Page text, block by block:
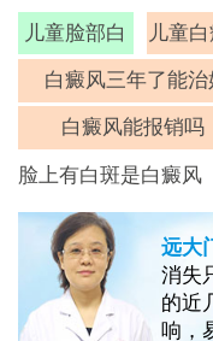
儿童脸部白
斑
儿童
白癜风三年了能治
白癜风能报销吗
脸上有白斑是白癜风
远大
消失
的近
响，